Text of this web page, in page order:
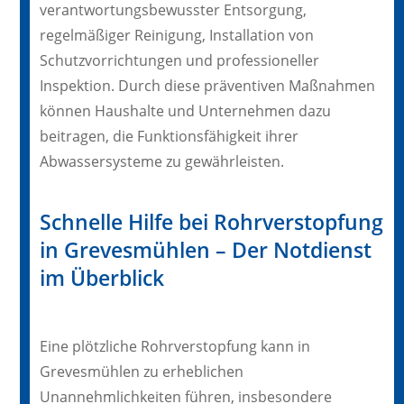
verantwortungsbewusster Entsorgung,
regelmäßiger Reinigung, Installation von
Schutzvorrichtungen und professioneller
Inspektion. Durch diese präventiven Maßnahmen
können Haushalte und Unternehmen dazu
beitragen, die Funktionsfähigkeit ihrer
Abwassersysteme zu gewährleisten.
Schnelle Hilfe bei Rohrverstopfung
in Grevesmühlen – Der Notdienst
im Überblick
Eine plötzliche Rohrverstopfung kann in
Grevesmühlen zu erheblichen
Unannehmlichkeiten führen, insbesondere